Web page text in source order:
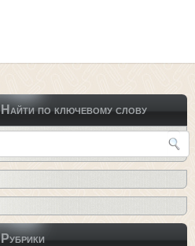
Найти по ключевому слову
Рубрики